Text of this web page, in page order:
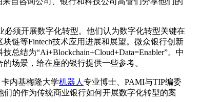
须开展数字化转型。他们认为数字化转型关键在
链等Fintech技术应用进展和展望。微众银行创新
结为“Ai+Blockchain+Cloud+Data=Enabler”。中
场景，给在座的银行提供一些参考。
内基梅隆大学机器人 专业博士、PAMI与TIP编委
们的作为传统商业银行如何开展数字化转型的案